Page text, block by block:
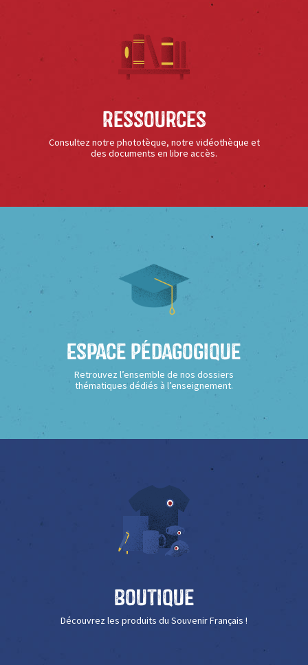
Ressources
Consultez notre phototèque, notre vidéothèque et
des documents en libre accès.
Espace Pédagogique
Retrouvez l’ensemble de nos dossiers
thématiques dédiés à l’enseignement.
Boutique
Découvrez les produits du Souvenir Français !